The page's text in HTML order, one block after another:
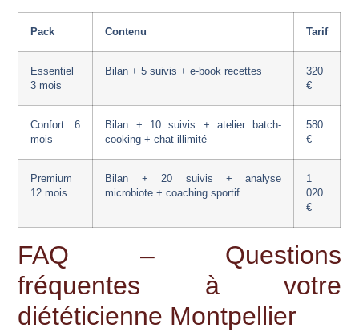
Pack Contenu Tarif
Essentiel
3 mois
Bilan + 5 suivis + e-book recettes
320
€
Confort 6
mois
Bilan + 10 suivis + atelier batch-
cooking + chat illimité
580
€
Premium
12 mois
Bilan + 20 suivis + analyse
microbiote + coaching sportif
1
020
€
FAQ – Questions
fréquentes à votre
diététicienne Montpellier